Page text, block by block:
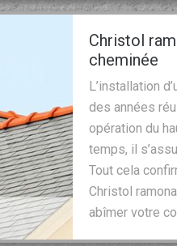
Christol
cheminée
L’installation
des années
opération du
temps, il
Tout cela
Christol
abîmer votre